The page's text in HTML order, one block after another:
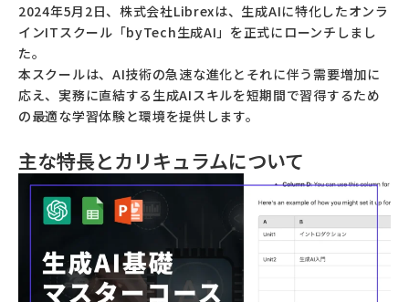
2024年5月 2日、株式会社Librexは、生成AIに特化したオンラ
インIT スクール「byTech生成AI 」を正式にローンチしまし
た。
本スクールは、 AI技術の急速な進化とそれに伴う需要増加に
応え、実務に直結する生成AI スキルを短期間で習得するため
の最適な学習体験と環境を提供します。
主な特長とカリキュラムについて